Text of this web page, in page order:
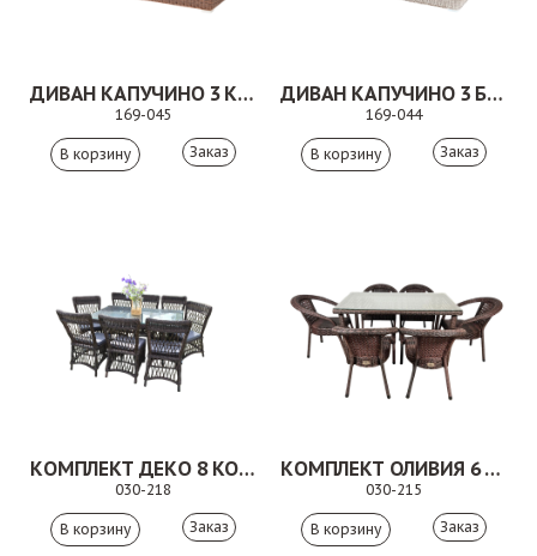
ДИВАН КАПУЧИНО 3 КОРИЧНЕВЫЙ
169-045
Заказ
ДИВАН КАПУЧИНО 3 БЕЖЕВЫЙ
169-044
Заказ
КОМПЛЕКТ ДЕКО 8 КОРИЧНЕВЫЙ
030-218
Заказ
КОМПЛЕКТ ОЛИВИЯ 6 КОРИЧНЕВЫЙ
030-215
Заказ